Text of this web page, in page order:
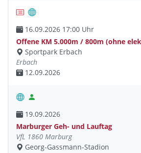
16.09.2026 17:00 Uhr
Offene KM 5.000m / 800m (ohne
Sportpark Erbach
Erbach
12.09.2026
19.09.2026
Marburger Geh- und Lauftag
VfL 1860 Marburg
Georg-Gassmann-Stadion